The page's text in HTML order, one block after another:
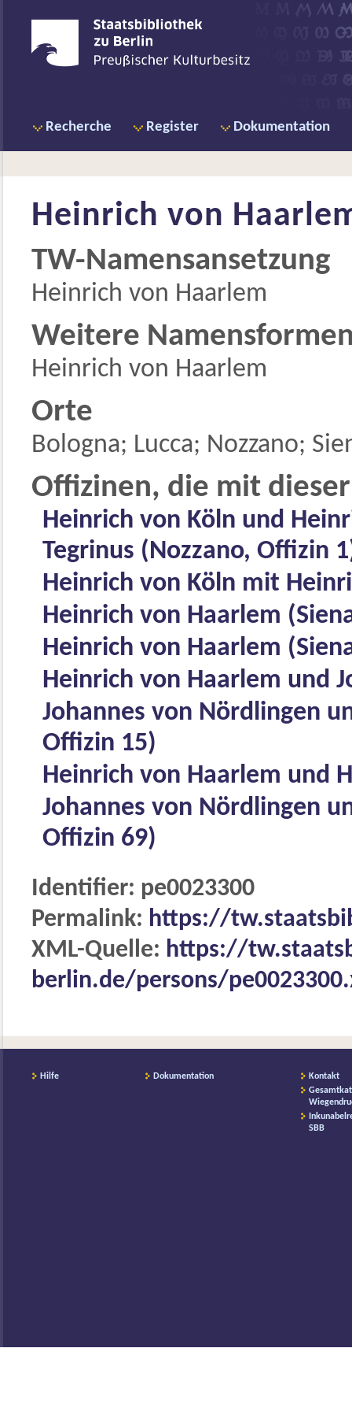
Recherche Register Dokumentation
Heinrich von
TW-Namensansetzung
Heinrich von Haarlem
Weitere
Heinrich von Haarlem
Orte
Bologna; Lucca; Nozzano;
Offizinen, die mit
Heinrich von Köln und
Tegrinus (Nozzano, Offizin
Heinrich von Köln mit
Heinrich von Haarlem
Heinrich von Haarlem
Heinrich von Haarlem und
Johannes von Nördlingen
Offizin 15)
Heinrich von Haarlem und
Johannes von Nördlingen
Offizin 69)
Identifier: pe0023300
Permalink: https://
XML-Quelle: https://
berlin.de/persons/
Hilfe Dokumentation
Kontakt
SBB